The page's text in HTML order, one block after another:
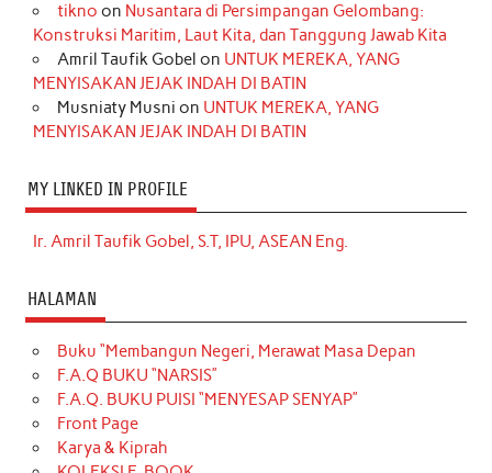
tikno on Nusantara di Persimpangan Gelombang:
Konstruksi Maritim, Laut Kita, dan Tanggung Jawab Kita
Amril Taufik Gobel on UNTUK MEREKA, YANG
MENYISAKAN JEJAK INDAH DI BATIN
Musniaty Musni on UNTUK MEREKA, YANG
MENYISAKAN JEJAK INDAH DI BATIN
MY LINKED IN PROFILE
Ir. Amril Taufik Gobel, S.T, IPU, ASEAN Eng.
HALAMAN
Buku “Membangun Negeri, Merawat Masa Depan
F.A.Q BUKU “NARSIS”
F.A.Q. BUKU PUISI “MENYESAP SENYAP”
Front Page
Karya & Kiprah